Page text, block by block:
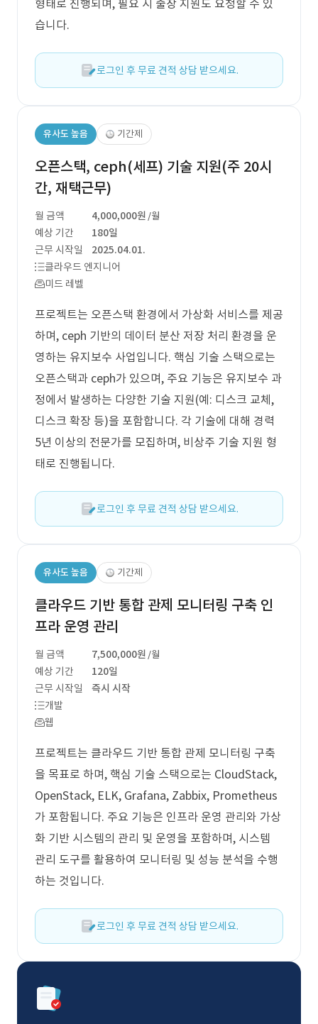
형태로 진행되며, 필요 시 출장 지원도 요청할 수 있
습니다.
로그인 후 무료 견적 상담 받으세요.
유사도 높음 기간제
오픈스택, ceph(세프) 기술 지원(주 20시
간, 재택근무)
월 금액 4,000,000원 /월
예상 기간
180일
근무 시작일
2025.04.01.
클라우드 엔지니어
미드 레벨
프로젝트는 오픈스택 환경에서 가상화 서비스를 제공
하며, ceph 기반의 데이터 분산 저장 처리 환경을 운
영하는 유지보수 사업입니다. 핵심 기술 스택으로는
오픈스택과 ceph가 있으며, 주요 기능은 유지보수 과
정에서 발생하는 다양한 기술 지원(예: 디스크 교체,
디스크 확장 등)을 포함합니다. 각 기술에 대해 경력
5년 이상의 전문가를 모집하며, 비상주 기술 지원 형
태로 진행됩니다.
로그인 후 무료 견적 상담 받으세요.
유사도 높음 기간제
클라우드 기반 통합 관제 모니터링 구축 인
프라 운영 관리
월 금액 7,500,000원 /월
예상 기간
120일
근무 시작일
즉시 시작
개발
웹
프로젝트는 클라우드 기반 통합 관제 모니터링 구축
을 목표로 하며, 핵심 기술 스택으로는 CloudStack,
OpenStack, ELK, Grafana, Zabbix, Prometheus
가 포함됩니다. 주요 기능은 인프라 운영 관리와 가상
화 기반 시스템의 관리 및 운영을 포함하며, 시스템
관리 도구를 활용하여 모니터링 및 성능 분석을 수행
하는 것입니다.
로그인 후 무료 견적 상담 받으세요.